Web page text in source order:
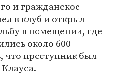
и гражданское
в клуб и открыл
в помещении, где
около 600
что преступник был